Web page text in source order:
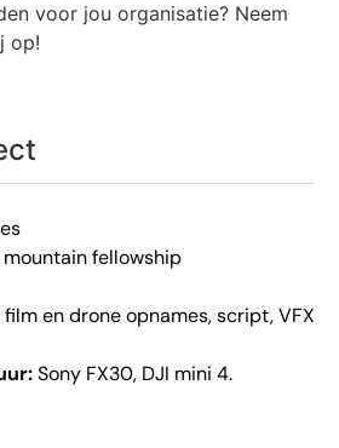
voor jou organisatie? Neem
op!
fellowship
film en drone opnames, script, VFX
Sony FX30, DJI mini 4.